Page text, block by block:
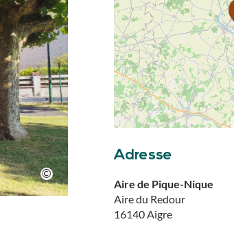
Adresse
Aire de Pique-Nique
Aire du Redour
16140 Aigre